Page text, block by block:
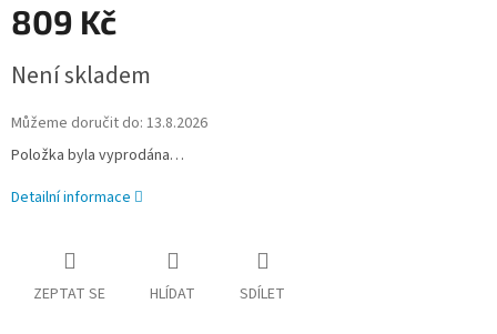
809 Kč
cena:
Není skladem
Můžeme doručit do: 13.8.2026
Položka byla vyprodána…
Detailní informace
ZEPTAT SE HLÍDAT SDÍLET